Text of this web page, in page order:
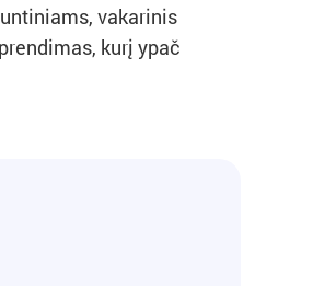
vakarinis
kurį ypač